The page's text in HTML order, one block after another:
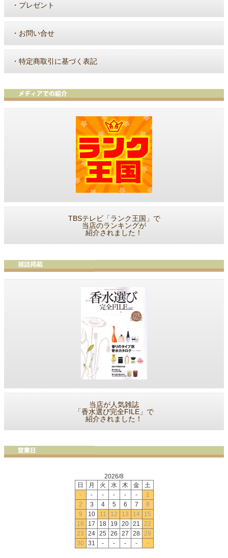
・ プレゼント
・ お問い合せ
・ 特定商取引に基づく表記
TBSテレビ「ランク王国」で
当店のランキングが
紹介されました！
当店が人気雑誌
「香水選び完全FILE」で
紹介されました！
2026/8
日
月 火 水 木 金
土
-
- - - - -
1
2
3 4 5 6 7
8
9
10 11 12 13 14
15
16
17 18 19 20 21
22
23
24 25 26 27 28 29
30
31 - - - - -